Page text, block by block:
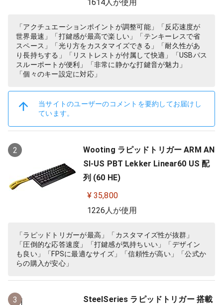
1614人が使用
「アクチュエーションポイントが調整可能」「反応速度が
世界最速」「打鍵感が最高で楽しい」「テンキーレスで省
スペース」「光り方をカスタマイズできる」「耐久性があ
り長持ちする」「リストレストが付属して快適」「USBパス
スルーポートが便利」「非常に静かな打鍵音が魅力」
「個々のキー設定に対応」
当サイトのユーザーのコメントを要約してお届けし
ています。
2
Wooting ラピッドトリガー ARM AN
SI-US PBT Lekker Linear60 US 配
列 (60 HE)
¥ 35,800
1226人が使用
「ラピッドトリガーが最高」「カスタマイズ性が抜群」
「圧倒的な応答速度」「打鍵感が気持ちいい」「デザイン
も良い」「FPSに最適なサイズ」「信頼性が高い」「公式か
らの購入が安心」
3
SteelSeries ラピッドトリガー 搭載